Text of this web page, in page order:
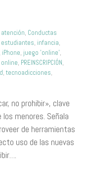
atención, Conductas
estudiantes, infancia,
iPhone, juego 'online',
online, PREINSCRIPCIÓN,
, tecnoadicciones,
no prohibir», clave
menores. Señala
de herramientas
uso de las nuevas